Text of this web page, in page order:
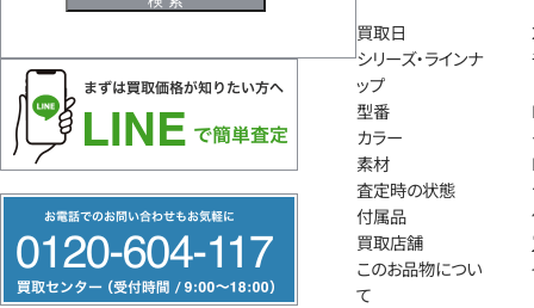
リ
ー
買取日
シリーズ・ラインナ
ップ
型番
カラー
素材
査定時の状態
付属品
買取店舗
このお品物につい
て